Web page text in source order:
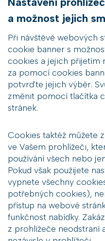
a možnost jejich
Při návštěvě webových
cookie banner s
cookies a jejich přijetím
za pomocí cookies
potvrďte jejich výběr.
změnit pomocí tlačítka
stránek.
Cookies taktéž můžete
ve Vašem prohlížeči,
používání všech nebo
Pokud však použijete
vypnete všechny
potřebných cookies),
přístup na webové
funkčnost nabídky.
z prohlížeče neodstraní